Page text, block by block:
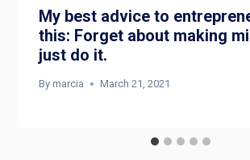
My best advice to
this: Forget about making
just do it.
By marcia March 21, 2021